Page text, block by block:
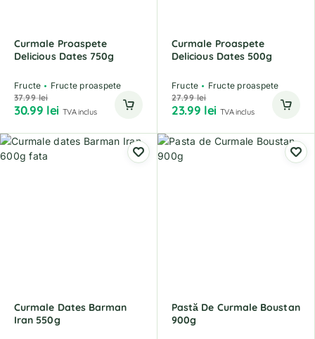
Curmale Proaspete
Delicious Dates 750g
Fructe
Fructe proaspete
37.99lei
30.99 lei TVA inclus
Curmale Proaspete
Delicious Dates 500g
Fructe
Fructe proaspete
27.99lei
23.99 lei TVA inclus
Curmale Dates Barman
Iran 550g
Pastă De Curmale Boustan
900g